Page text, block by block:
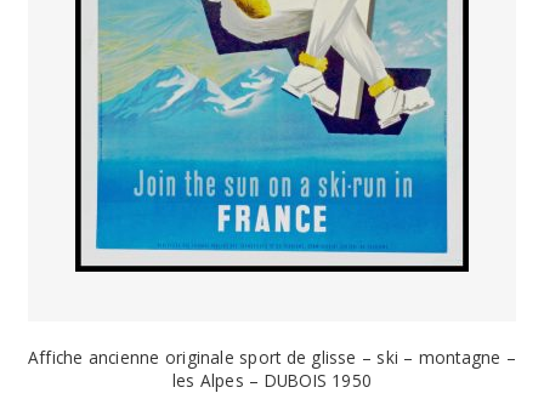
Affiche ancienne originale sport de glisse – ski – montagne –
les Alpes – DUBOIS 1950